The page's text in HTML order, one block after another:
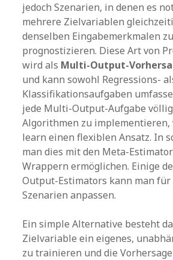
jedoch Szenarien, in denen es
mehrere Zielvariablen
denselben Eingabemerkmalen zu
prognostizieren. Diese Art von
wird als Multi-Output-
und kann sowohl Regressions-
Klassifikationsaufgaben
jede Multi-Output-Aufgabe
Algorithmen zu
learn einen flexiblen Ansatz. In
man dies mit den Meta-
Wrappern ermöglichen. Einige
Output-Estimators kann man
Szenarien anpassen.
Ein simple Alternative besteht
Zielvariable ein eigenes,
zu trainieren und die